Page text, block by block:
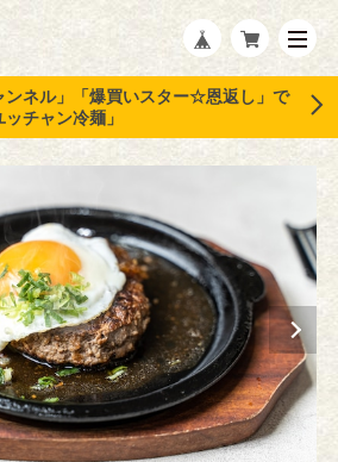
ンネル」「爆買いスター☆恩返し」で
チャン冷麺」